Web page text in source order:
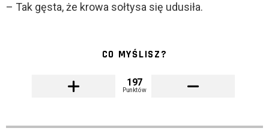
– Tak gęsta, że krowa sołtysa się udusiła.
CO MYŚLISZ?
197
Punktów